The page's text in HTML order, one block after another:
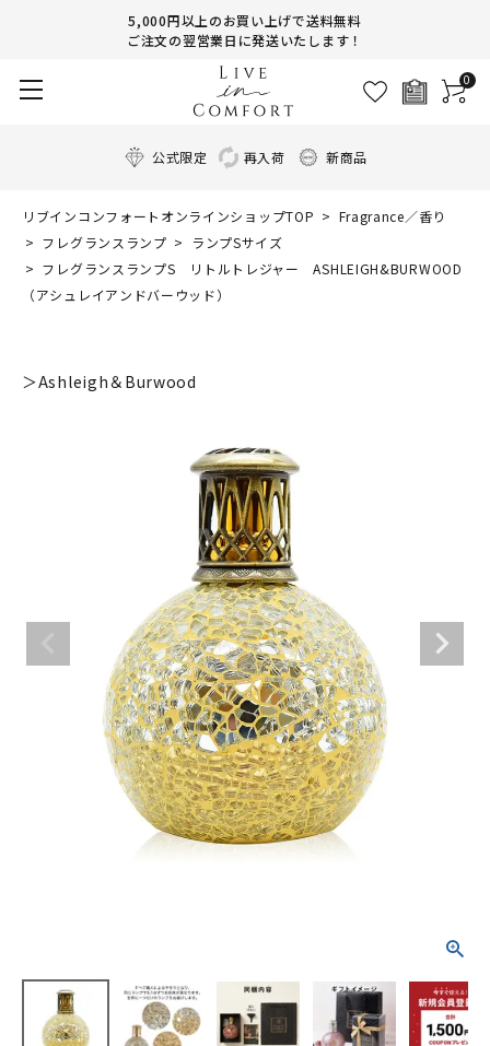
5,000円以上のお買い上げで送料無料
ご注文の翌営業日に発送いたします！
0
公式限定 再入荷 新商品
リブインコンフォートオンラインショップTOP
Fragrance／香り
フレグランスランプ
ランプSサイズ
フレグランスランプS リトルトレジャー ASHLEIGH&BURWOOD
（アシュレイアンドバーウッド）
＞Ashleigh＆Burwood